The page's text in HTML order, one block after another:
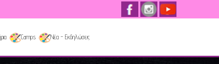
Camps Νέα - Εκδηλώσεις